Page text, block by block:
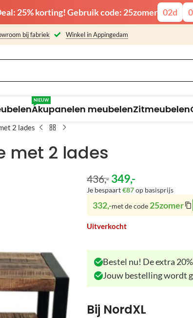
25% korting! Gebruik code: 25zomer 02d
bij fabriek Winkel in Appingedam
Akupanelen meubelen
NIEUW
Zitmeubelen
2 lades
met 2 lades
436,- 349,-
Je bespaart€87op basisprijs
332,-met de code 25zomer
Uitverkocht
Bestel nu! De extra
Jouw bestelling wordt
Bij NordXL